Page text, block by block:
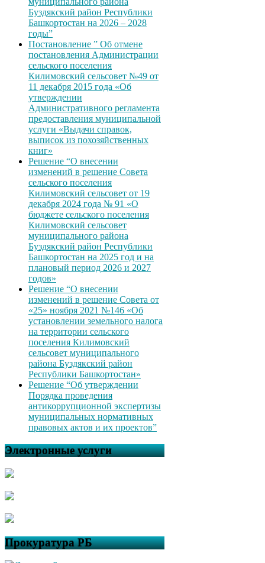
Буздякский район Республики
Башкортостан на 2026 – 2028
годы”
Постановление ” Об отмене
постановления Администрации
сельского поселения
Килимовский сельсовет №49 от
11 декабря 2015 года «Об
утверждении
Административного регламента
предоставления муниципальной
услуги «Выдачи справок,
выписок из похозяйственных
книг»
Решение “О внесении
изменений в решение Совета
сельского поселения
Килимовский сельсовет от 19
декабря 2024 года № 91 «О
бюджете сельского поселения
Килимовский сельсовет
муниципального района
Буздякский район Республики
Башкортостан на 2025 год и на
плановый период 2026 и 2027
годов»
Решение “О внесении
изменений в решение Совета от
«25» ноября 2021 №146 «Об
установлении земельного налога
на территории сельского
поселения Килимовский
сельсовет муниципального
района Буздякский район
Республики Башкортостан»
Решение “Об утверждении
Порядка проведения
антикоррупционной экспертизы
муниципальных нормативных
правовых актов и их проектов”
Электронные услуги
Прокуратура РБ